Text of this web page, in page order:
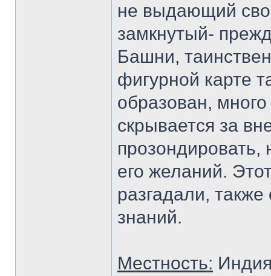
не выдающий
замкнутый-
Башни,
фигурной карте
образован,
скрывается за
прозондировать,
его желаний.
разгадали,
знаний.
Местность: